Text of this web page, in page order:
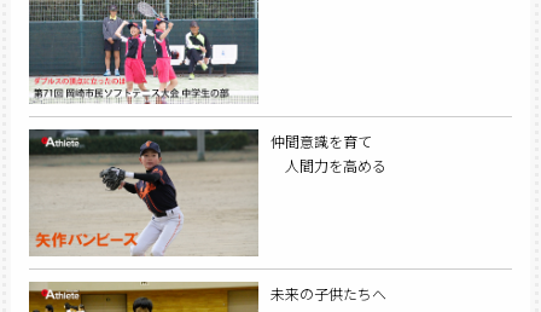
仲間意識を育て
人間力を高める
未来の子供たちへ